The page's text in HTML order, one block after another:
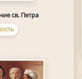
св. Петра